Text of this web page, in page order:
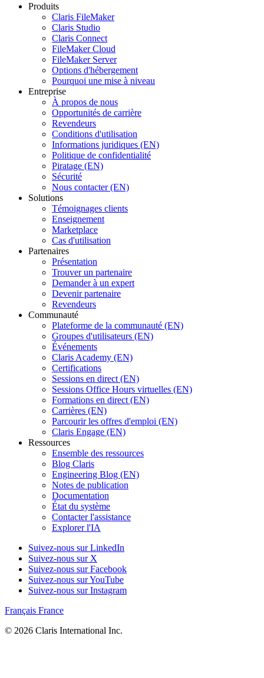
Produits
Claris FileMaker
Claris Studio
Claris Connect
FileMaker Cloud
FileMaker Server
Options d'hébergement
Pourquoi une mise à niveau
Entreprise
À propos de nous
Opportunités de carrière
Revendeurs
Conditions d'utilisation
Informations juridiques (EN)
Politique de confidentialité
Piratage (EN)
Sécurité
Nous contacter (EN)
Solutions
Témoignages clients
Enseignement
Marketplace
Cas d'utilisation
Partenaires
Présentation
Trouver un partenaire
Demander à un expert
Devenir partenaire
Revendeurs
Communauté
Plateforme de la communauté (EN)
Groupes d'utilisateurs (EN)
Événements
Claris Academy (EN)
Certifications
Sessions en direct (EN)
Sessions Office Hours virtuelles (EN)
Formations en direct (EN)
Carrières (EN)
Parcourir les offres d'emploi (EN)
Claris Engage (EN)
Ressources
Ensemble des ressources
Blog Claris
Engineering Blog (EN)
Notes de publication
Documentation
État du système
Contacter l'assistance
Explorer l'IA
Suivez-nous sur LinkedIn
Suivez-nous sur X
Suivez-nous sur Facebook
Suivez-nous sur YouTube
Suivez-nous sur Instagram
Français France
© 2026 Claris International Inc.